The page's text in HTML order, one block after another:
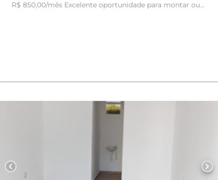
R$ 850,00/mês Excelente oportunidade para montar ou
chevron_left chevron_right